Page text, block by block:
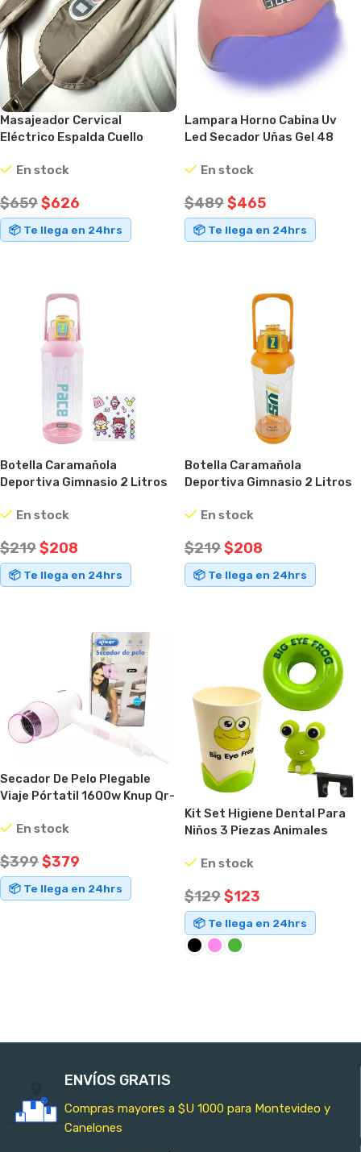
Masajeador Cervical
Eléctrico Espalda Cuello
En stock
$659$626
📦 Te llega en 24hrs
Lampara Horno Cabina Uv
Led Secador Uñas Gel 48
En stock
$489$465
📦 Te llega en 24hrs
Botella Caramañola
Deportiva Gimnasio 2 Litros
En stock
$219$208
📦 Te llega en 24hrs
Botella Caramañola
Deportiva Gimnasio 2 Litros
En stock
$219$208
📦 Te llega en 24hrs
Secador De Pelo Plegable
Viaje Pórtatil 1600w Knup Qr-
En stock
$399$379
📦 Te llega en 24hrs
Kit Set Higiene Dental Para
Niños 3 Piezas Animales
En stock
$129$123
📦 Te llega en 24hrs
ENVÍOS GRATIS
Compras mayores a $U 1000 para Montevideo y
Canelones